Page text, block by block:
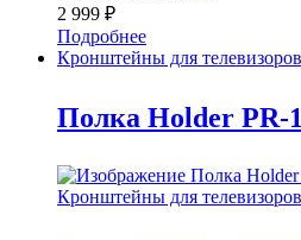
2 999 ₽
Подробнее
Кронштейны для телевизоров
Полка Holder PR-
Кронштейны для телевизоров